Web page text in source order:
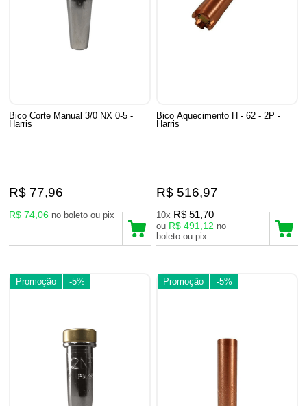
Bico Corte Manual 3/0 NX 0-5 -
Harris
R$ 77,96
R$ 74,06 no boleto ou pix
Bico Aquecimento H - 62 - 2P -
Harris
R$ 516,97
10x R$ 51,70
ou R$ 491,12 no
boleto ou pix
Promoção -5% Promoção -5%